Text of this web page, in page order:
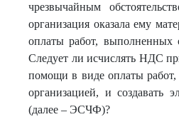
чрезвычайным
организация оказала ему
оплаты работ, выполненных
Следует ли исчислять НДС
помощи в виде оплаты
организацией, и создавать
(далее – ЭСЧФ)?